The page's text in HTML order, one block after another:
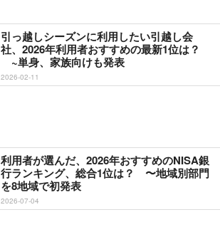
引っ越しシーズンに利用したい引越し会
社、2026年利用者おすすめの最新1位は？
~単身、家族向けも発表
2026-02-11
利用者が選んだ、2026年おすすめのNISA銀
行ランキング、総合1位は？ 〜地域別部門
を8地域で初発表
2026-07-04